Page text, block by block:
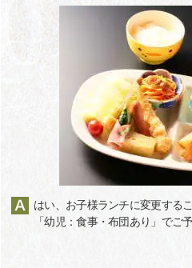
はい、お子様ランチに変更する
「幼児：食事・布団あり」でご